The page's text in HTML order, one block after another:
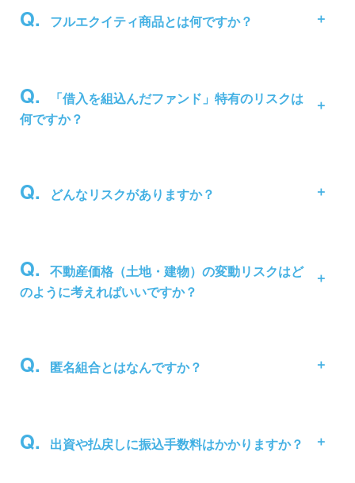
フルエクイティ商品とは何ですか？
「借入を組込んだファンド」特有のリスクは
何ですか？
どんなリスクがありますか？
不動産価格（土地・建物）の変動リスクはど
のように考えればいいですか？
匿名組合とはなんですか？
出資や払戻しに振込手数料はかかりますか？